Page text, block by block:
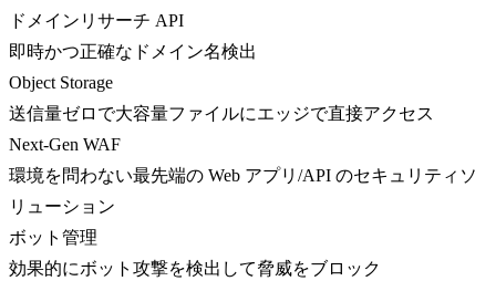
ドメインリサーチ API
即時かつ正確なドメイン名検出
Object Storage
送信量ゼロで大容量ファイルにエッジで直接アクセス
Next-Gen WAF
環境を問わない最先端の Web アプリ/API のセキュリティソ
リューション
ボット管理
効果的にボット攻撃を検出して脅威をブロック